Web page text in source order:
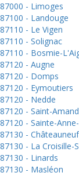
87000 - Limoges
87100 - Landouge
87110 - Le Vigen
87110 - Solignac
87110 - Bosmie-
87120 - Augne
87120 - Domps
87120 - Eymoutiers
87120 - Nedde
87120 - Saint-
87120 - Sainte-
87130 -
87130 - La Croisille-
87130 - Linards
87130 - Masléon